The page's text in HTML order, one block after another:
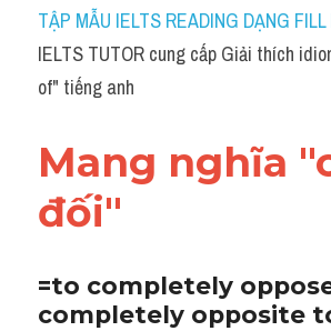
Idiom
Grammar
Word form
Cách dùng từ
Đề thi thật Task 2
TẬP MẪU IELTS READING DẠNG
IELTS TUTOR cung cấp Giải thích
of" tiếng anh
Mang nghĩa
đối"
=to completely
completely opposite